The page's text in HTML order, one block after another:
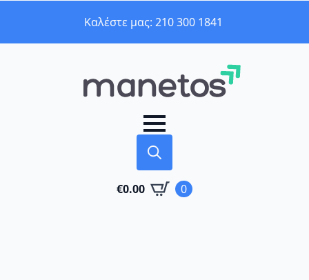
Καλέστε μας: 210 300 1841
for:
€0.00 0